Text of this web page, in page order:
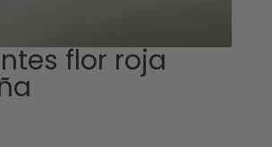
flor roja